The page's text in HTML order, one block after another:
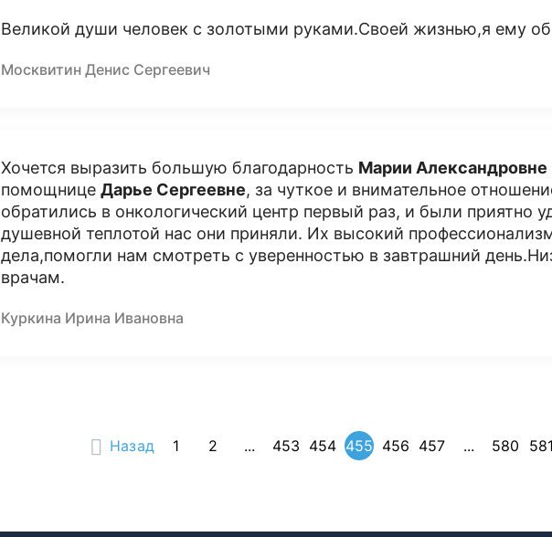
Великой души человек с золотыми руками.Своей жизнью,я ему
Москвитин Денис Сергеевич
Хочется выразить большую благодарность Марии Александровне
помощнице Дарье Сергеевне, за чуткое и внимательное
обратились в онкологический центр первый раз, и были приятно
душевной теплотой нас они приняли. Их высокий
дела,помогли нам смотреть с уверенностью в завтрашний
врачам.
Куркина Ирина Ивановна
Назад 1 2 ... 453 454 455 456 457 ... 580 581